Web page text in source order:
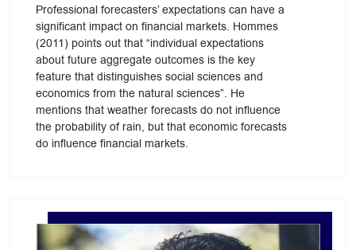
Professional forecasters’ expectations can have a
significant impact on financial markets. Hommes
(2011) points out that “individual expectations
about future aggregate outcomes is the key
feature that distinguishes social sciences and
economics from the natural sciences”. He
mentions that weather forecasts do not influence
the probability of rain, but that economic forecasts
do influence financial markets.